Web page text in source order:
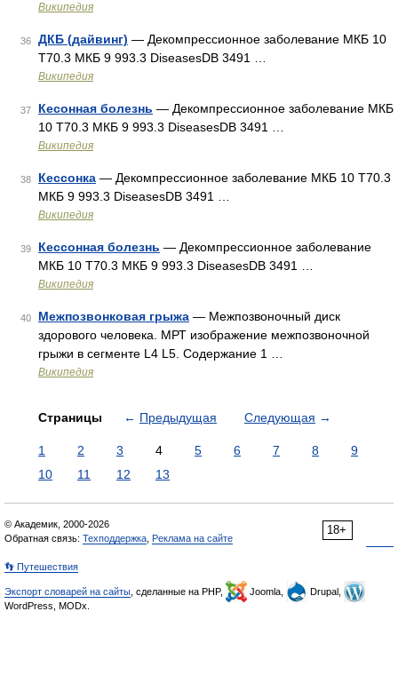
Википедия
36 ДКБ (дайвинг) — Декомпрессионное заболевание МКБ 10
T70.3 МКБ 9 993.3 DiseasesDB 3491 …
Википедия
37 Кесонная болезнь — Декомпрессионное заболевание МКБ
10 T70.3 МКБ 9 993.3 DiseasesDB 3491 …
Википедия
38 Кессонка — Декомпрессионное заболевание МКБ 10 T70.3
МКБ 9 993.3 DiseasesDB 3491 …
Википедия
39 Кессонная болезнь — Декомпрессионное заболевание
МКБ 10 T70.3 МКБ 9 993.3 DiseasesDB 3491 …
Википедия
40 Межпозвонковая грыжа — Межпозвоночный диск
здорового человека. МРТ изображение межпозвоночной
грыжи в сегменте L4 L5. Содержание 1 …
Википедия
Страницы ← Предыдущая Следующая →
1 2 3 4 5 6 7 8
9
10
11 12 13
18+
© Академик, 2000-2026
Обратная связь: Техподдержка Реклама на сайте
👣 Путешествия
Экспорт словарей на сайты , сделанные на PHP, Joomla,
Drupal,
WordPress, MODx.